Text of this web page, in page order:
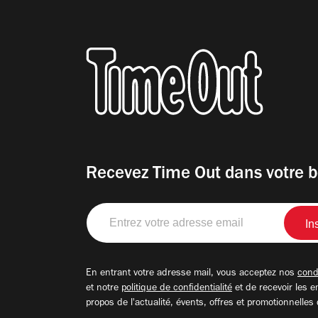
Recevez Time Out dans votre
Entrez
votre
adresse
En entrant votre adresse mail, vous acceptez nos
et notre politique de confidentialité et de recevoir les
propos de l'actualité, évents, offres et promotionnelles